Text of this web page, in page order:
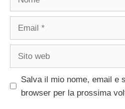
Salva il mio nome, email e
browser per la prossima